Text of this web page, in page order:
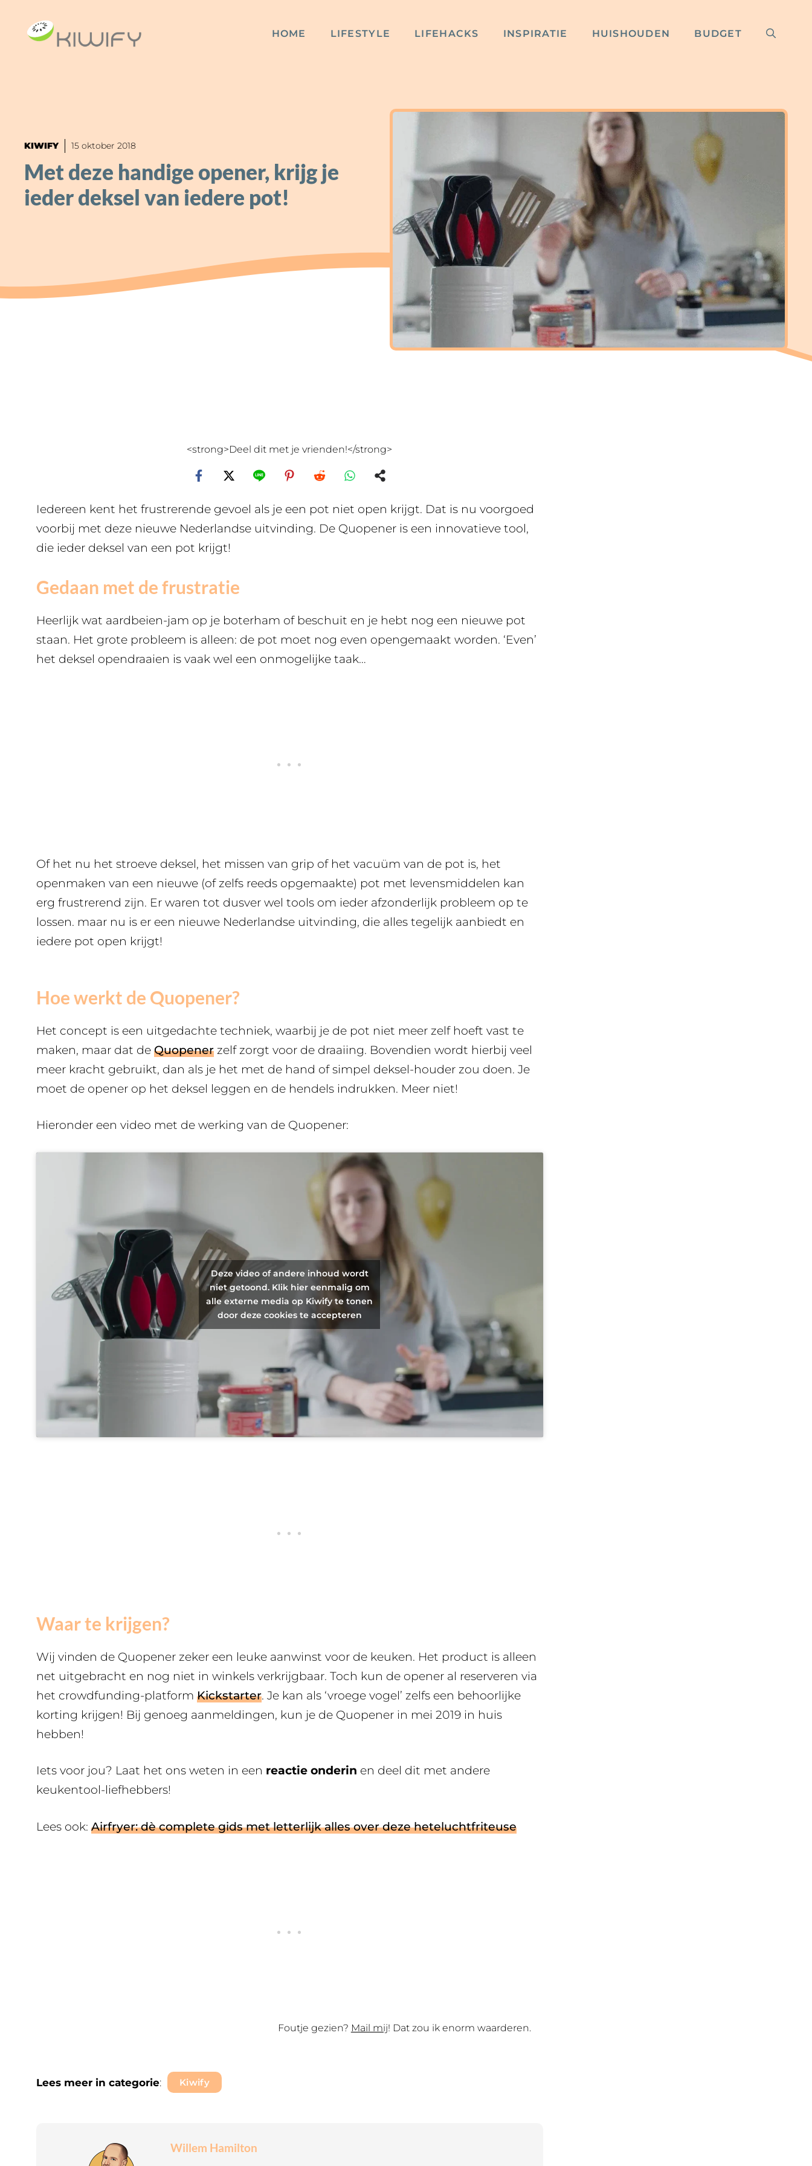
HOME LIFESTYLE LIFEHACKS INSPIRATIE HUISHOUDEN BUDGET
KIWIFY 15 oktober 2018
Met deze handige opener, krijg je
ieder deksel van iedere pot!
<strong>Deel dit met je vrienden!</strong>
Iedereen kent het frustrerende gevoel als je een pot niet open krijgt. Dat is nu voorgoed
voorbij met deze nieuwe Nederlandse uitvinding. De Quopener is een innovatieve tool,
die ieder deksel van een pot krijgt!
Gedaan met de frustratie
Heerlijk wat aardbeien-jam op je boterham of beschuit en je hebt nog een nieuwe pot
staan. Het grote probleem is alleen: de pot moet nog even opengemaakt worden. ‘Even’
het deksel opendraaien is vaak wel een onmogelijke taak…
Of het nu het stroeve deksel, het missen van grip of het vacuüm van de pot is, het
openmaken van een nieuwe (of zelfs reeds opgemaakte) pot met levensmiddelen kan
erg frustrerend zijn. Er waren tot dusver wel tools om ieder afzonderlijk probleem op te
lossen. maar nu is er een nieuwe Nederlandse uitvinding, die alles tegelijk aanbiedt en
iedere pot open krijgt!
Hoe werkt de Quopener?
Het concept is een uitgedachte techniek, waarbij je de pot niet meer zelf hoeft vast te
maken, maar dat de Quopener zelf zorgt voor de draaiing. Bovendien wordt hierbij veel
meer kracht gebruikt, dan als je het met de hand of simpel deksel-houder zou doen. Je
moet de opener op het deksel leggen en de hendels indrukken. Meer niet!
Hieronder een video met de werking van de Quopener:
Deze video of andere inhoud wordt
niet getoond. Klik hier eenmalig om
alle externe media op Kiwify te tonen
door deze cookies te accepteren
Waar te krijgen?
Wij vinden de Quopener zeker een leuke aanwinst voor de keuken. Het product is alleen
net uitgebracht en nog niet in winkels verkrijgbaar. Toch kun de opener al reserveren via
het crowdfunding-platform Kickstarter. Je kan als ‘vroege vogel’ zelfs een behoorlijke
korting krijgen! Bij genoeg aanmeldingen, kun je de Quopener in mei 2019 in huis
hebben!
Iets voor jou? Laat het ons weten in een reactie onderin en deel dit met andere
keukentool-liefhebbers!
Lees ook: Airfryer: dè complete gids met letterlijk alles over deze heteluchtfriteuse
Foutje gezien? Mail mij! Dat zou ik enorm waarderen.
Lees meer in categorie: Kiwify
Willem Hamilton